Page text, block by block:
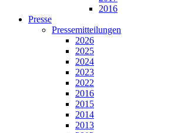
2016
Presse
Pressemitteilungen
2026
2025
2024
2023
2022
2016
2015
2014
2013